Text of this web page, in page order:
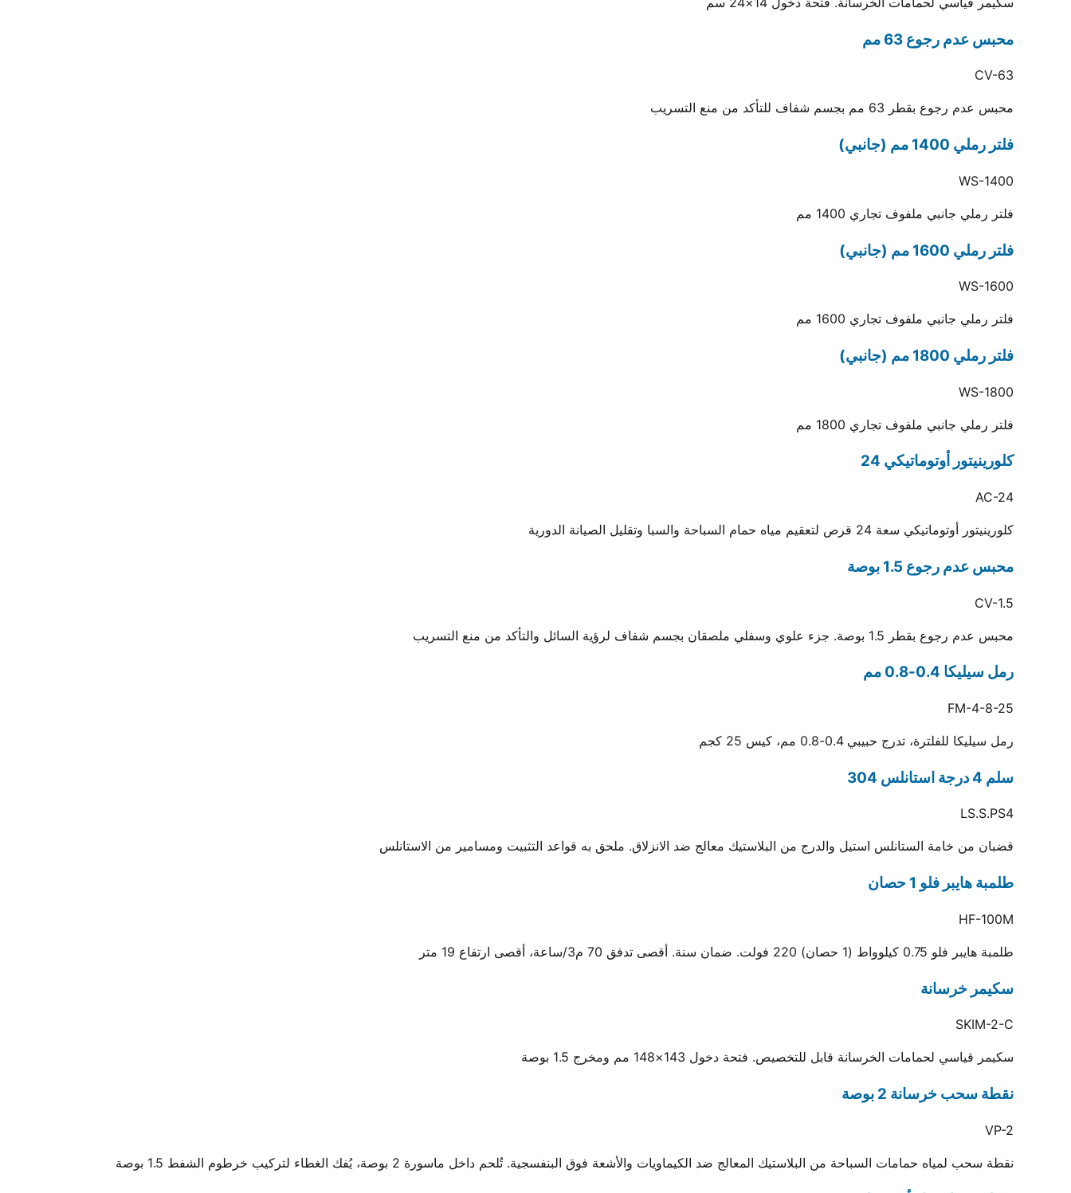
محبس عدم رجوع 63 مم
CV-63
محبس عدم رجوع بقطر 63 مم بجسم شفاف للتأكد من منع التسريب
فلتر رملي 1400 مم (جانبي)
WS-1400
فلتر رملي جانبي ملفوف تجاري 1400 مم
فلتر رملي 1600 مم (جانبي)
WS-1600
فلتر رملي جانبي ملفوف تجاري 1600 مم
فلتر رملي 1800 مم (جانبي)
WS-1800
فلتر رملي جانبي ملفوف تجاري 1800 مم
كلورينيتور أوتوماتيكي 24
AC-24
كلورينيتور أوتوماتيكي سعة 24 قرص لتعقيم مياه حمام السباحة والسبا وتقليل الصيانة الدورية
محبس عدم رجوع 1.5 بوصة
CV-1.5
محبس عدم رجوع بقطر 1.5 بوصة. جزء علوي وسفلي ملصقان بجسم شفاف لرؤية السائل والتأكد من منع التسريب
رمل سيليكا 0.4-0.8 مم
FM-4-8-25
رمل سيليكا للفلترة، تدرج حبيبي 0.4-0.8 مم، كيس 25 كجم
سلم 4 درجة استانلس 304
LS.S.PS4
قضبان من خامة الستانلس استيل والدرج من البلاستيك معالج ضد الانزلاق. ملحق به قواعد التثبيت ومسامير من الاستانلس
طلمبة هايبر فلو 1 حصان
HF-100M
طلمبة هايبر فلو 0.75 كيلوواط (1 حصان) 220 فولت. ضمان سنة. أقصى تدفق 70 م3/ساعة، أقصى ارتفاع 19 متر
سكيمر خرسانة
SKIM-2-C
سكيمر قياسي لحمامات الخرسانة قابل للتخصيص. فتحة دخول 143×148 مم ومخرج 1.5 بوصة
نقطة سحب خرسانة 2 بوصة
VP-2
نقطة سحب لمياه حمامات السباحة من البلاستيك المعالج ضد الكيماويات والأشعة فوق البنفسجية. تُلحم داخل ماسورة 2 بوصة، يُفك الغطاء لتركيب خرطوم الشفط 1.5 بوصة